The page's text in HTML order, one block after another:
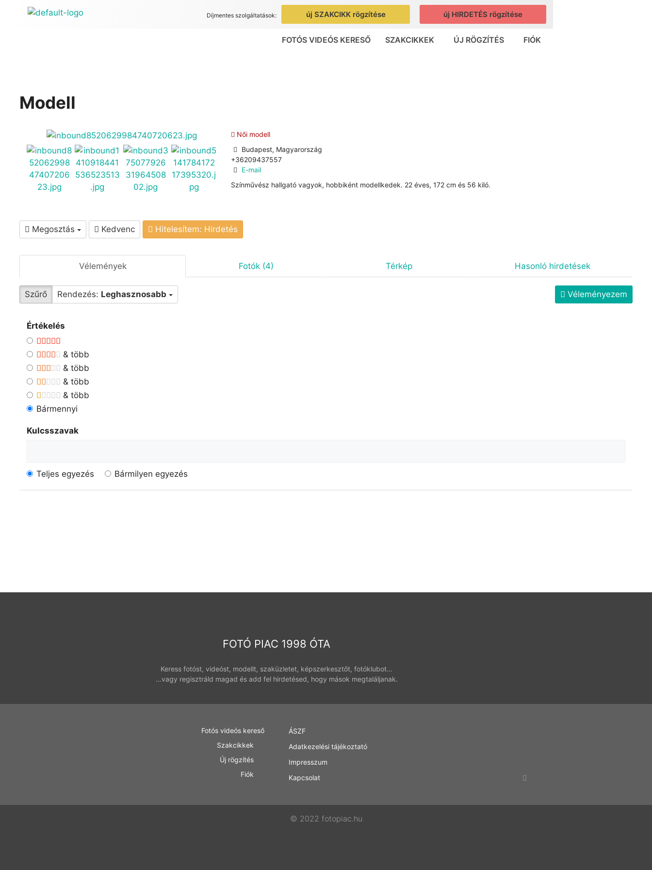
Díjmentes szolgáltatások: új SZAKCIKK rögzítése új HIRDETÉS rögzítése
FOTÓS VIDEÓS KERESŐ SZAKCIKKEK ÚJ RÖGZÍTÉS FIÓK
Modell
Női modell
Budapest, Magyarország
+36209437557
E-mail
Színművész hallgató vagyok, hobbiként modellkedek. 22 éves, 172 cm és 56 kiló.
Megosztás Kedvenc Hitelesítem: Hirdetés
Vélemények Fotók (4) Térkép Hasonló hirdetések
Szűrő Rendezés: Leghasznosabb Véleményezem
Értékelés
& több
& több
& több
& több
Bármennyi
Kulcsszavak
Teljes egyezés Bármilyen egyezés
FOTÓ PIAC 1998 ÓTA
Keress fotóst, videóst, modellt, szaküzletet, képszerkesztőt, fotóklubot…
…vagy regisztráld magad és add fel hirdetésed, hogy mások megtaláljanak.
Fotós videós kereső
Szakcikkek
Új rögzítés
Fiók
ÁSZF
Adatkezelési tájékoztató
Impresszum
Kapcsolat
© 2022 fotopiac.hu